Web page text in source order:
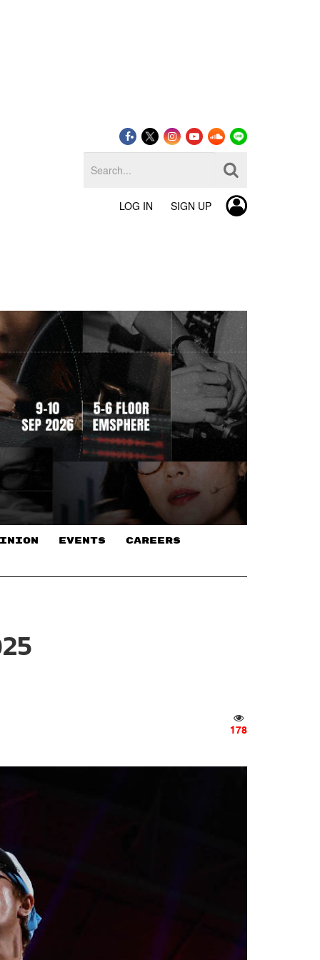
LOG IN SIGN UP
EVENTS CAREERS
178